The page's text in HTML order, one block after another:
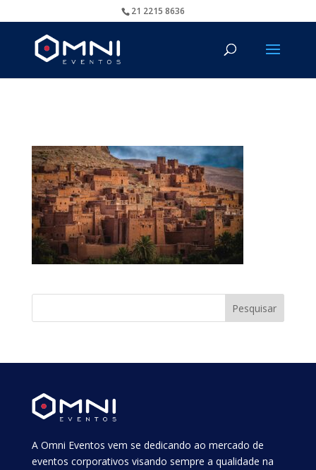
21 2215 8636
A Omni Eventos vem se dedicando ao mercado de
eventos corporativos visando sempre a qualidade na